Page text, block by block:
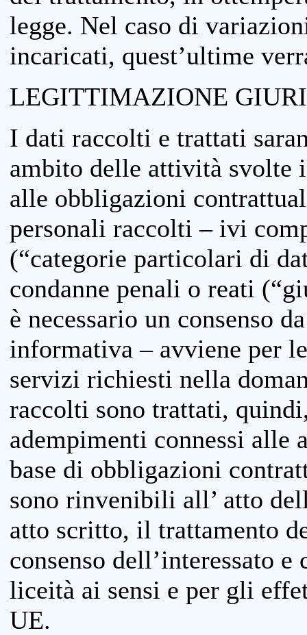
legge. Nel caso di
incaricati, quest’ultime
LEGITTIMAZIONE
I dati raccolti e trattati
ambito delle attività svolte
alle obbligazioni
personali raccolti – ivi
(“categorie particolari di
condanne penali o reati
è necessario un consenso
informativa – avviene per
servizi richiesti nella
raccolti sono trattati,
adempimenti connessi
base di obbligazioni
sono rinvenibili all’ atto
atto scritto, il trattamento
consenso dell’interessato
liceità ai sensi e per gli
UE.